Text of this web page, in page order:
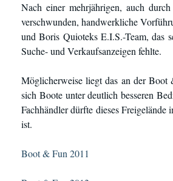
Nach einer mehrjährigen, auch
verschwunden, handwerkliche
und Boris Quioteks E.I.S.-Team, das
Suche- und Verkaufsanzeigen fehlte.
Möglicherweise liegt das an der Boot
sich Boote unter deutlich besseren
Fachhändler dürfte dieses
ist.
Boot & Fun 2011